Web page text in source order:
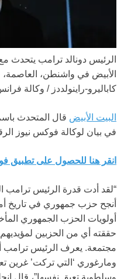
الرئيس دونالد ترامب يتحدث
الأبيض في واشنطن، العاصمة، في 6 فبراير
كاباليرو-راينولددز / وكالة
البيت الأبيض قال المتحدث
في بيان لوكالة فوكس نيوز
انقر هنا للحصول على تطبيق
“لقد أدت قدرة الرئيس ترامب
أنجح حزب جمهوري في تاريخ
أولويات الحزب الجمهوري
حققته أي من الحزبين
مجتمعة. يعرف الرئيس ترامب
ومارغوري ‘التي تركت’ غرين
وسلطوية تعيق نفسها”، قال